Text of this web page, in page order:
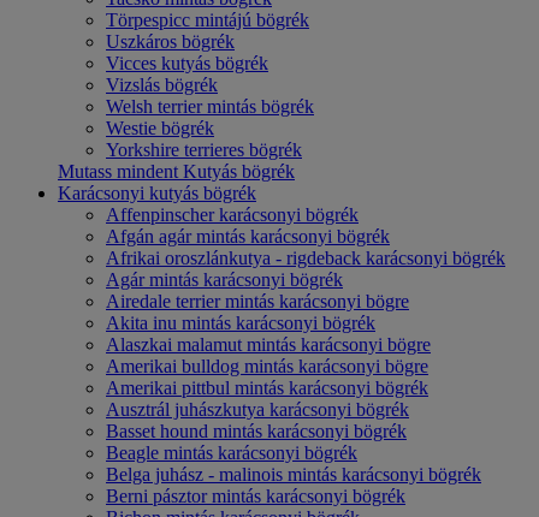
Törpespicc mintájú bögrék
Uszkáros bögrék
Vicces kutyás bögrék
Vizslás bögrék
Welsh terrier mintás bögrék
Westie bögrék
Yorkshire terrieres bögrék
Mutass mindent Kutyás bögrék
Karácsonyi kutyás bögrék
Affenpinscher karácsonyi bögrék
Afgán agár mintás karácsonyi bögrék
Afrikai oroszlánkutya - rigdeback karácsonyi bögrék
Agár mintás karácsonyi bögrék
Airedale terrier mintás karácsonyi bögre
Akita inu mintás karácsonyi bögrék
Alaszkai malamut mintás karácsonyi bögre
Amerikai bulldog mintás karácsonyi bögre
Amerikai pittbul mintás karácsonyi bögrék
Ausztrál juhászkutya karácsonyi bögrék
Basset hound mintás karácsonyi bögrék
Beagle mintás karácsonyi bögrék
Belga juhász - malinois mintás karácsonyi bögrék
Berni pásztor mintás karácsonyi bögrék